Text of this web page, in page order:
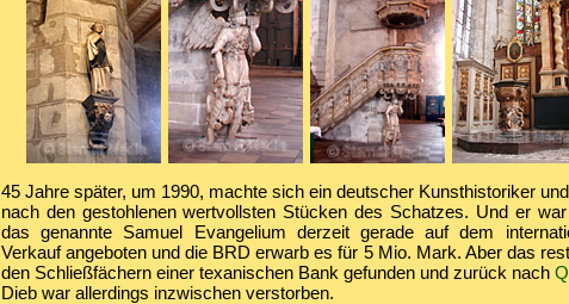
45 Jahre später, um 1990, machte sich ein deutscher Kunsthistoriker
nach den gestohlenen wertvollsten Stücken des Schatzes. Und er
das genannte Samuel Evangelium derzeit gerade auf dem
Verkauf angeboten und die BRD erwarb es für 5 Mio. Mark. Aber das
den Schließfächern einer texanischen Bank gefunden und zurück nach
Dieb war allerdings inzwischen verstorben.